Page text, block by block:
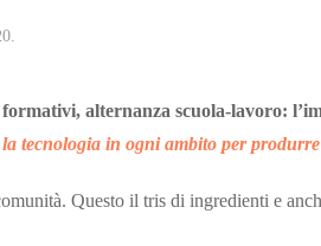
.
alternanza scuola-lavoro:
tecnologia in ogni ambito per
Questo il tris di ingredienti e